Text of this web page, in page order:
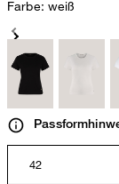
Farbe: weiß
42